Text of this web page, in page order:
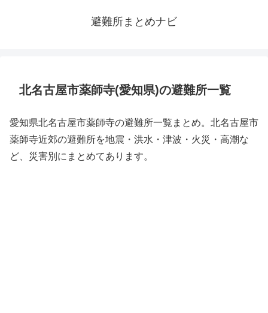
避難所まとめナビ
北名古屋市薬師寺(愛知県)の避難所一覧
愛知県北名古屋市薬師寺の避難所一覧まとめ。北名古屋市
薬師寺近郊の避難所を地震・洪水・津波・火災・高潮な
ど、災害別にまとめてあります。